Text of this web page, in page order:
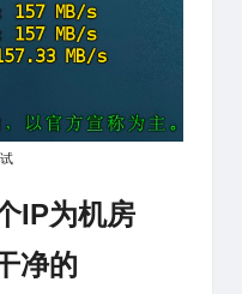
IP为机房
净的